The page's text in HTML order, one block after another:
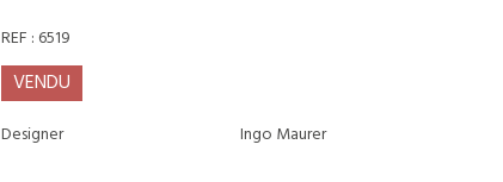
REF : 6519
VENDU
Designer Ingo Maurer